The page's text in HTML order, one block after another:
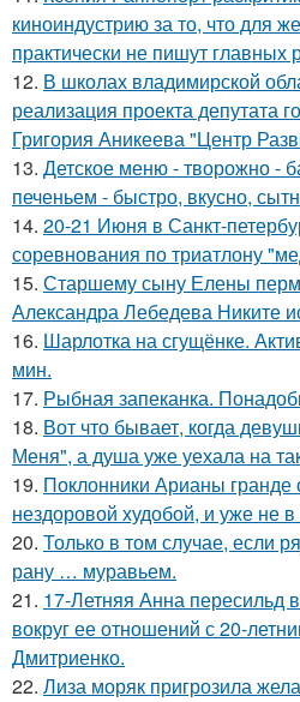
киноиндустрию за то, что для
практически не пишут главных
12. В школах владимирской
реализация проекта депутата
Григория Аникеева "Центр
13. Детское меню - творожно -
печеньем - быстро, вкусно,
14. 20-21 Июня в Санкт-
соревнования по триатлону
15. Старшему сыну Елены
Александра Лебедева Никите
16. Шарлотка на сгущёнке.
мин.
17. Рыбная запеканка.
18. Вот что бывает, когда
Меня", а душа уже уехала на
19. Поклонники Арианы гранде
нездоровой худобой, и уже не
20. Только в том случае, если
рану … муравьем.
21. 17-Летняя Анна пересильд
вокруг ее отношений с 20-
Дмитриенко.
22. Лиза моряк пригрозила